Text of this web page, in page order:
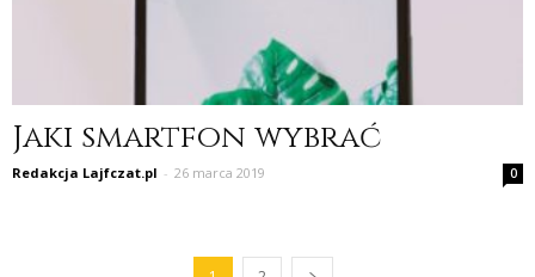
Jaki smartfon wybrać
Redakcja Lajfczat.pl - 26 marca 2019 0